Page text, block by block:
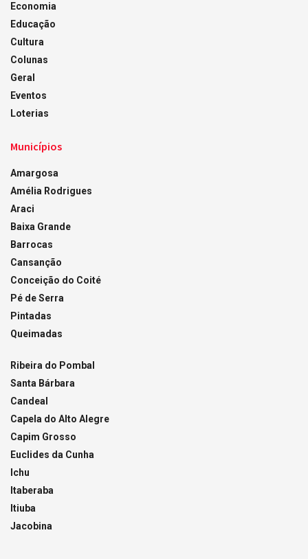
Economia
Educação
Cultura
Colunas
Geral
Eventos
Loterias
Municípios
Amargosa
Amélia Rodrigues
Araci
Baixa Grande
Barrocas
Cansanção
Conceição do Coité
Pé de Serra
Pintadas
Queimadas
Ribeira do Pombal
Santa Bárbara
Candeal
Capela do Alto Alegre
Capim Grosso
Euclides da Cunha
Ichu
Itaberaba
Itiuba
Jacobina